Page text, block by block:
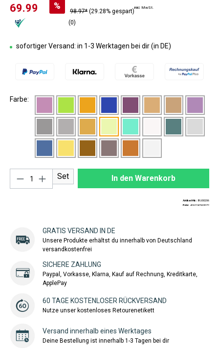
69.99 %
98.97* (29.28% gespart)
inkl. MwSt.
(0)
sofortiger Versand: in 1-3 Werktagen bei dir (in DE)
Farbe:
Produkt Anzahl: Gib den gewünschten
Set In den Warenkorb
Artikel-Nr.: BU00206
EAN: 4260747993072
GRATIS VERSAND IN DE
Unsere Produkte erhältst du innerhalb von Deutschland
versandkostenfrei
SICHERE ZAHLUNG
Paypal, Vorkasse, Klarna, Kauf auf Rechnung, Kreditkarte,
ApplePay
60 TAGE KOSTENLOSER RÜCKVERSAND
Nutze unser kostenloses Retourenetikett
Versand innerhalb eines Werktages
Deine Bestellung ist innerhalb 1-3 Tagen bei dir